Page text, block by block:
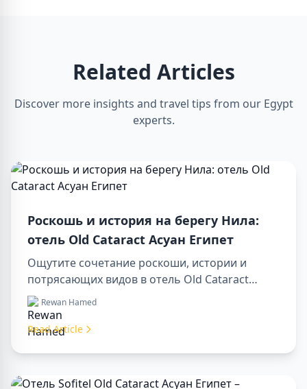
Related Articles
Discover more insights and travel tips from our Egypt
experts.
Роскошь и история на берегу Нила:
отель Old Cataract Асуан Египет
Ощутите сочетание роскоши, истории и
потрясающих видов в отель Old Cataract
Асуан Египет. Исследуйте незабываемые day
tours in luxor egypt и отправьтесь в памятный
day trip to aswan from luxor.
Rewan Hamed
Read Article